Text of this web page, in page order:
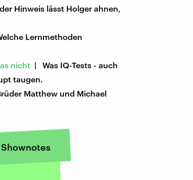
Hinweis lässt Holger ahnen,
Lernmethoden
nicht | Was IQ-Tests - auch
taugen.
Matthew und Michael
Shownotes